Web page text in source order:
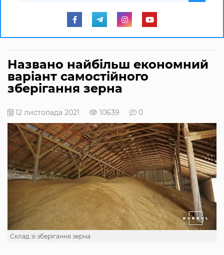
Названо найбільш економний
варіант самостійного
зберігання зерна
12 листопада 2021 10639 0
Склад зі зберігання зерна